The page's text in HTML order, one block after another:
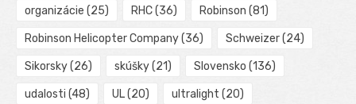
organizácie (25) RHC(36) Robinson (81)
Robinson Helicopter Company(36) Schweizer(24)
Sikorsky(26) skúšky(21) Slovensko (136)
udalosti (48) UL(20) ultralight (20)